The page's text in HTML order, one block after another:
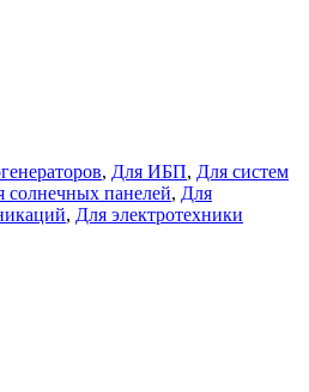
, Для ИБП, Для систем
солнечных панелей, Для
, Для электротехники